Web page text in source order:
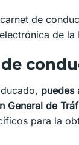
de
de
puedes
General de
para la